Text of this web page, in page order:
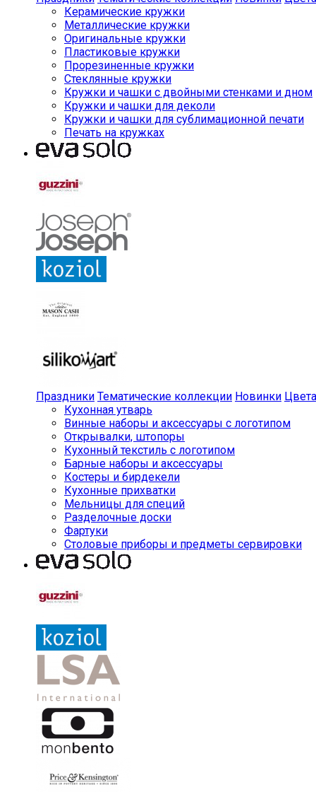
Керамические кружки
Металлические кружки
Оригинальные кружки
Пластиковые кружки
Прорезиненные кружки
Стеклянные кружки
Кружки и чашки с двойными стенками и дном
Кружки и чашки для деколи
Кружки и чашки для сублимационной печати
Печать на кружках
Праздники Тематические коллекции Новинки Цвета
Кухонная утварь
Винные наборы и аксессуары с логотипом
Открывалки, штопоры
Кухонный текстиль с логотипом
Барные наборы и аксессуары
Костеры и бирдекели
Кухонные прихватки
Мельницы для специй
Разделочные доски
Фартуки
Столовые приборы и предметы сервировки